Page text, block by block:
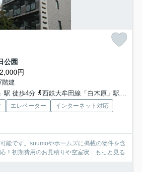
公園
円
階建
駅 徒歩4分
西鉄大牟田線「白木原」駅 徒歩5分
エレベーター
インターネット対応
能です。suumoやホームズに掲載の物件を含
！初期費用のお見積りや空室状... もっと見る